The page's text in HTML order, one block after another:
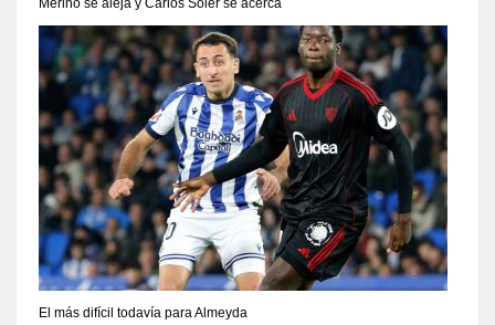
El más difícil todavía para Almeyda